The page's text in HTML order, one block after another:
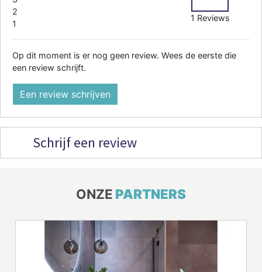
2
1
1 Reviews
Op dit moment is er nog geen review. Wees de eerste die
een review schrijft.
Een review schrijven
Schrijf een review
ONZE PARTNERS